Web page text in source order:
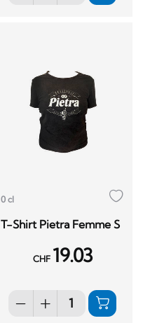
0 cl
T-Shirt Pietra Femme S
CHF 19.03